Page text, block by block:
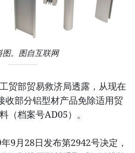
图。图自互联网
部贸易救济局透露，从现在
收部分铝型材产品免除适用贸
（档案号AD05）。
9月28日发布第2942号决定，